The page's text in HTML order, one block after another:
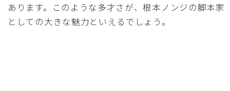
あります。このような多才さが、根本ノンジの脚本家
としての大きな魅力といえるでしょう。